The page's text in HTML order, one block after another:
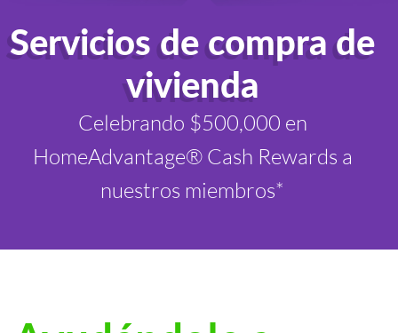
Servicios de compra de
vivienda
Celebrando $500,000 en
HomeAdvantage® Cash Rewards a
nuestros miembros*